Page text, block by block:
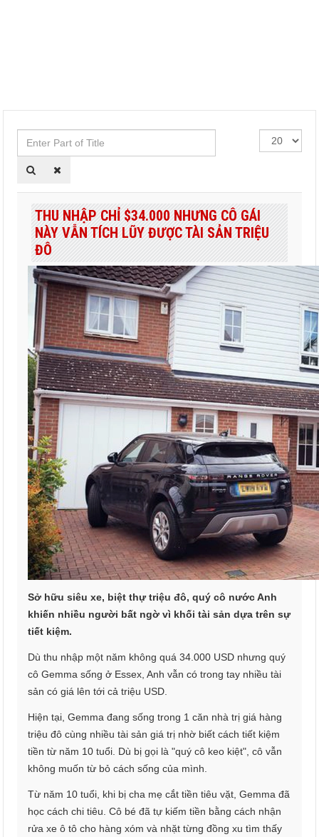
Enter
Part
of
Hiển
thị
THU NHẬP CHỈ $34.000 NHƯNG CÔ GÁI
NÀY VẪN TÍCH LŨY ĐƯỢC TÀI SẢN TRIỆU
ĐÔ
Sở hữu siêu xe, biệt thự triệu đô, quý cô nước Anh
khiến nhiều người bất ngờ vì khối tài sản dựa trên sự
tiết kiệm.
Dù thu nhập một năm không quá 34.000 USD nhưng quý
cô Gemma sống ở Essex, Anh vẫn có trong tay nhiều tài
sản có giá lên tới cả triệu USD.
Hiện tại, Gemma đang sống trong 1 căn nhà trị giá hàng
triệu đô cùng nhiều tài sản giá trị nhờ biết cách tiết kiệm
tiền từ năm 10 tuổi. Dù bị gọi là "quý cô keo kiệt", cô vẫn
không muốn từ bỏ cách sống của mình.
Từ năm 10 tuổi, khi bị cha mẹ cắt tiền tiêu vặt, Gemma đã
học cách chi tiêu. Cô bé đã tự kiếm tiền bằng cách nhận
rửa xe ô tô cho hàng xóm và nhặt từng đồng xu tìm thấy